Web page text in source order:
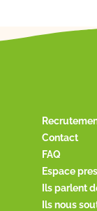
Contact
FAQ
Espace
Ils parlent
Ils nous